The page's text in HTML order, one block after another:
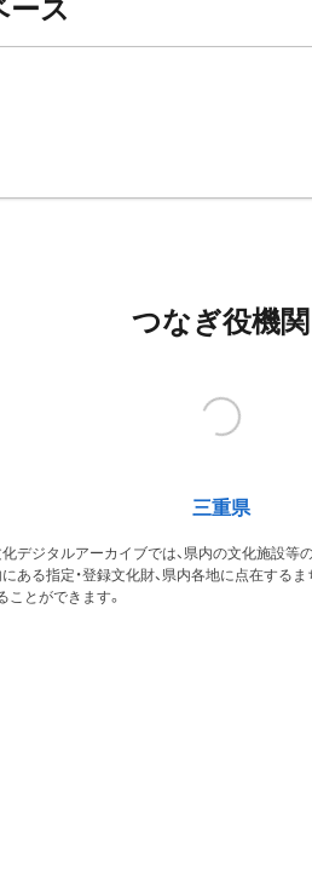
ース
つなぎ役機関
三重県
デジタルアーカイブでは、県内の文化施設等の
にある指定・登録文化財、県内各地に点在する
ことができます。